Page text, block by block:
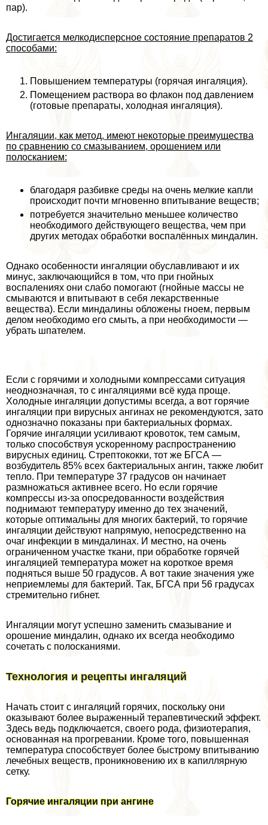
пар).
Достигается мелкодисперсное состояние препаратов 2
способами:
Повышением температуры (горячая ингаляция).
Помещением раствора во флакон под давлением
(готовые препараты, холодная ингаляция).
Ингаляции, как метод, имеют некоторые преимущества
по сравнению со смазыванием, орошением или
полосканием:
благодаря разбивке среды на очень мелкие капли
происходит почти мгновенно впитывание веществ;
потребуется значительно меньшее количество
необходимого действующего вещества, чем при
других методах обработки воспалённых миндалин.
Однако особенности ингаляции обуславливают и их
минус, заключающийся в том, что при гнойных
воспалениях они слабо помогают (гнойные массы не
смываются и впитывают в себя лекарственные
вещества). Если миндалины обложены гноем, первым
делом необходимо его смыть, а при необходимости —
убрать шпателем.
Если с горячими и холодными компрессами ситуация
неоднозначная, то с ингаляциями всё куда проще.
Холодные ингаляции допустимы всегда, а вот горячие
ингаляции при вирусных ангинах не рекомендуются, зато
однозначно показаны при бактериальных формах.
Горячие ингаляции усиливают кровоток, тем самым,
только способствуя ускоренному распространению
вирусных единиц. Стрептококки, тот же БГСА —
возбудитель 85% всех бактериальных ангин, также любит
тепло. При температуре 37 градусов он начинает
размножаться активнее всего. Но если горячие
компрессы из-за опосредованности воздействия
поднимают температуру именно до тех значений,
которые оптимальны для многих бактерий, то горячие
ингаляции действуют напрямую, непосредственно на
очаг инфекции в миндалинах. И местно, на очень
ограниченном участке ткани, при обработке горячей
ингаляцией температура может на короткое время
подняться выше 50 градусов. А вот такие значения уже
неприемлемы для бактерий. Так, БГСА при 56 градусах
стремительно гибнет.
Ингаляции могут успешно заменить смазывание и
орошение миндалин, однако их всегда необходимо
сочетать с полосканиями.
Технология и рецепты ингаляций
Начать стоит с ингаляций горячих, поскольку они
оказывают более выраженный терапевтический эффект.
Здесь ведь подключается, своего рода, физиотерапия,
основанная на прогревании. Кроме того, повышенная
температура способствует более быстрому впитыванию
лечебных веществ, проникновению их в капиллярную
сетку.
Горячие ингаляции при ангине